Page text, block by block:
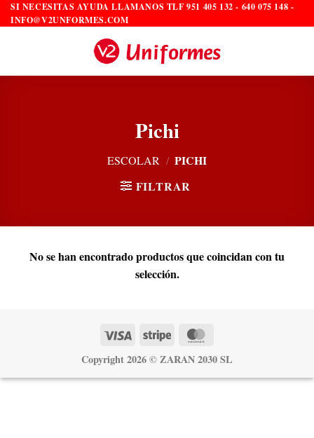
Saltar
al
SI NECESITAS AYUDA LLAMANOS TLF 951 405 132 - 640 075 148 -
INFO@V2UNFORMES.COM
Pichi
ESCOLAR / PICHI
FILTRAR
No se han encontrado productos que coincidan con tu
selección.
Visa Stripe
Copyright 2026 ©ZARAN 2030 SL